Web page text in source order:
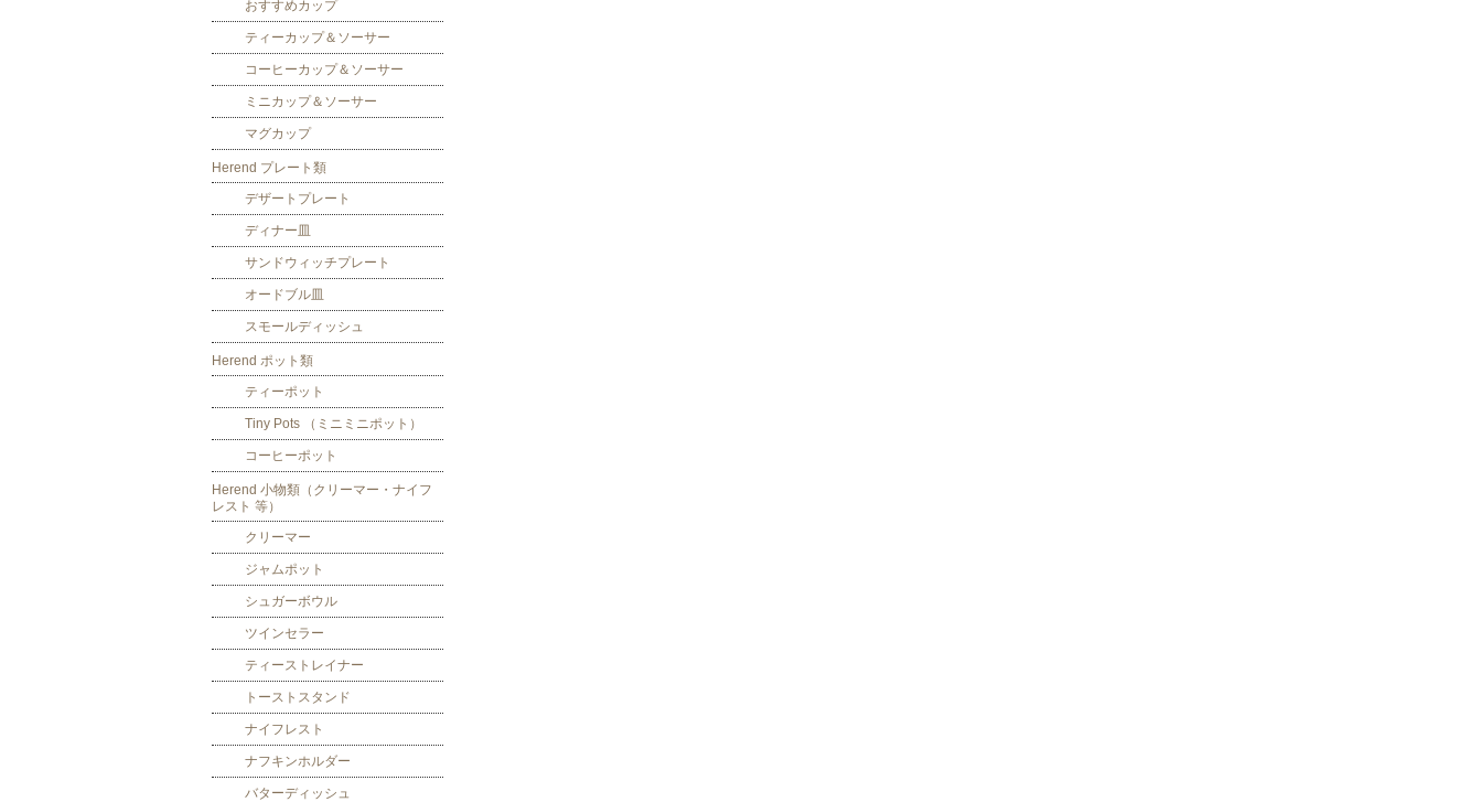
おすすめカップ
ティーカップ＆ソーサー
コーヒーカップ＆ソーサー
ミニカップ＆ソーサー
マグカップ
Herend プレート類
デザートプレート
ディナー皿
サンドウィッチプレート
オードブル皿
スモールディッシュ
Herend ポット類
ティーポット
Tiny Pots （ミニミニポット）
コーヒーポット
Herend 小物類（クリーマー・ナイフ
レスト 等）
クリーマー
ジャムポット
シュガーボウル
ツインセラー
ティーストレイナー
トーストスタンド
ナイフレスト
ナフキンホルダー
バターディッシュ